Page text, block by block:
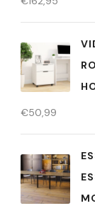
€50,99